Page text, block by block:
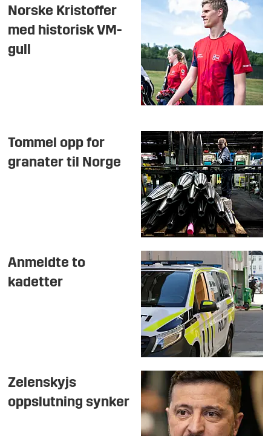
Norske Kristoffer
med historisk VM-
gull
Tommel opp for
granater til Norge
Anmeldte to
kadetter
Zelenskyjs
oppslutning synker